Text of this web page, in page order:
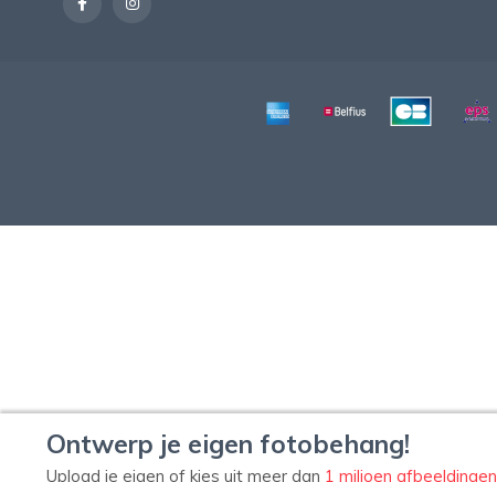
Ontwerp je eigen fotobehang!
Upload je eigen of kies uit meer dan 1 miljoen afbeeldingen